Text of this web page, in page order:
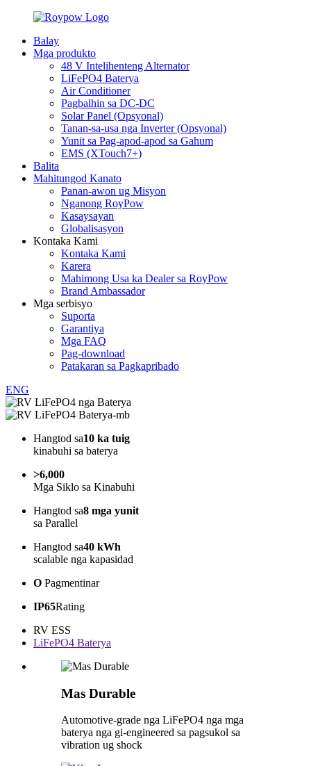
Balay
Mga produkto
48 V Intelihenteng Alternator
LiFePO4 Baterya
Air Conditioner
Pagbalhin sa DC-DC
Solar Panel (Opsyonal)
Tanan-sa-usa nga Inverter (Opsyonal)
Yunit sa Pag-apod-apod sa Gahum
EMS (XTouch7+)
Balita
Mahitungod Kanato
Panan-awon ug Misyon
Nganong RoyPow
Kasaysayan
Globalisasyon
Kontaka Kami
Kontaka Kami
Karera
Mahimong Usa ka Dealer sa RoyPow
Brand Ambassador
Mga serbisyo
Suporta
Garantiya
Mga FAQ
Pag-download
Patakaran sa Pagkapribado
ENG
Hangtod sa10 ka tuig
kinabuhi sa baterya
>6,000
Mga Siklo sa Kinabuhi
Hangtod sa8 mga yunit
sa Parallel
Hangtod sa40 kWh
scalable nga kapasidad
O Pagmentinar
IP65Rating
RV ESS
LiFePO4 Baterya
Mas Durable
Automotive-grade nga LiFePO4 nga mga
baterya nga gi-engineered sa pagsukol sa
vibration ug shock